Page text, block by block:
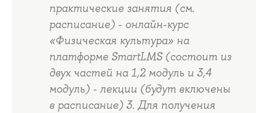
практические занятия (см.
расписание) - онлайн-курс
«Физическая культура» на
платформе SmartLMS (состоит из
двух частей на 1,2 модуль и 3,4
модуль) - лекции (будут включены
в расписание) 3. Для получения